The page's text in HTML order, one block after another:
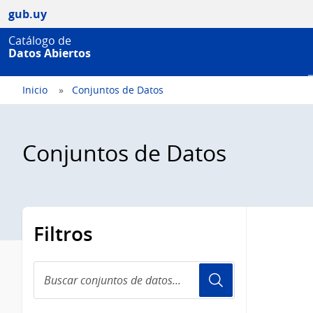
gub.uy
Catálogo de
Datos Abiertos
Inicio Conjuntos de Datos
Conjuntos de Datos
Filtros
conjuntos
de